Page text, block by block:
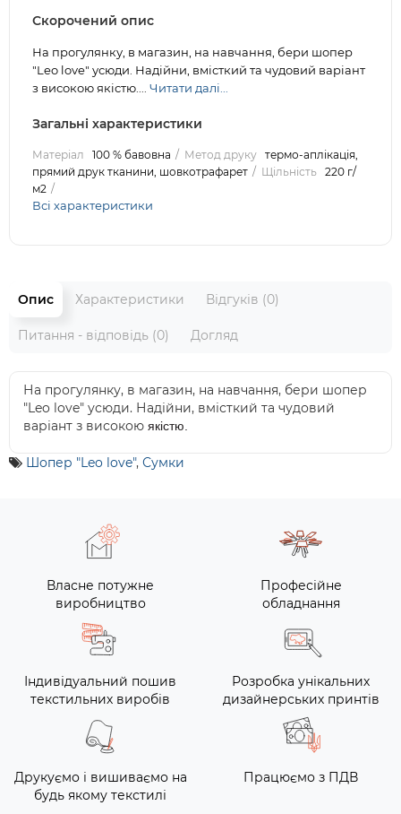
Скорочений опис
На прогулянку, в магазин, на навчання, бери шопер
"Leo love" усюди. Надійни, вмісткий та чудовий варіант
з високою якістю.... Читати далі...
Загальні характеристики
Матеріал 100 % бавовна Метод друку термо-аплікація,
прямий друк тканини, шовкотрафарет
Щільність 220 г/
м2
Всі характеристики
Опис Характеристики Відгуків (0)
Питання - відповідь (0) Догляд
На прогулянку, в магазин, на навчання, бери шопер
"Leo love" усюди. Надійни, вмісткий та чудовий
варіант з високою якістю.
Шопер "Leo love", Сумки
Власне потужне
виробництво
Професійне
обладнання
Індивідуальний пошив
текстильних виробів
Розробка унікальних
дизайнерських принтів
Друкуємо і вишиваємо на
будь якому текстилі
Працюємо з ПДВ